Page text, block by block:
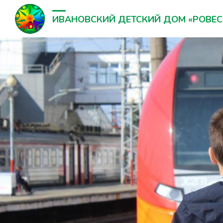
ИВАНОВСКИЙ ДЕТСКИЙ ДОМ